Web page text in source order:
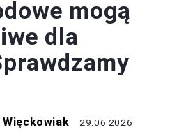
mogą
dla
Więckowiak 29.06.2026